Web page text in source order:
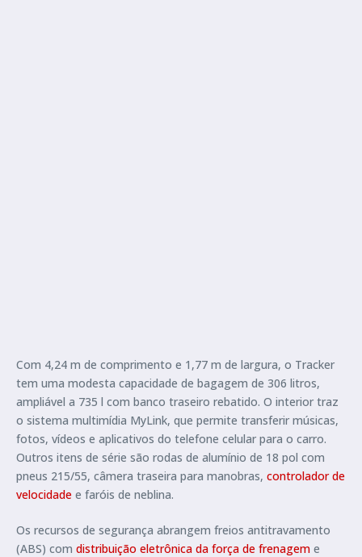
Com 4,24 m de comprimento e 1,77 m de largura, o Tracker
tem uma modesta capacidade de bagagem de 306 litros,
ampliável a 735 l com banco traseiro rebatido. O interior traz
o sistema multimídia MyLink, que permite transferir músicas,
fotos, vídeos e aplicativos do telefone celular para o carro.
Outros itens de série são rodas de alumínio de 18 pol com
pneus 215/55, câmera traseira para manobras, controlador de
velocidade e faróis de neblina.
Os recursos de segurança abrangem freios antitravamento
(ABS) com distribuição eletrônica da força de frenagem e